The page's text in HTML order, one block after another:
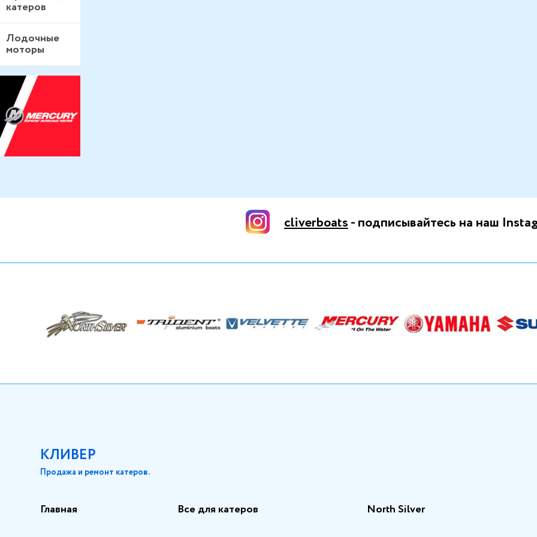
катеров
Лодочные
моторы
cliverboats- подписывайтесь на наш
КЛИВЕР
Продажа и ремонт катеров.
Главная Все для катеров North Silver